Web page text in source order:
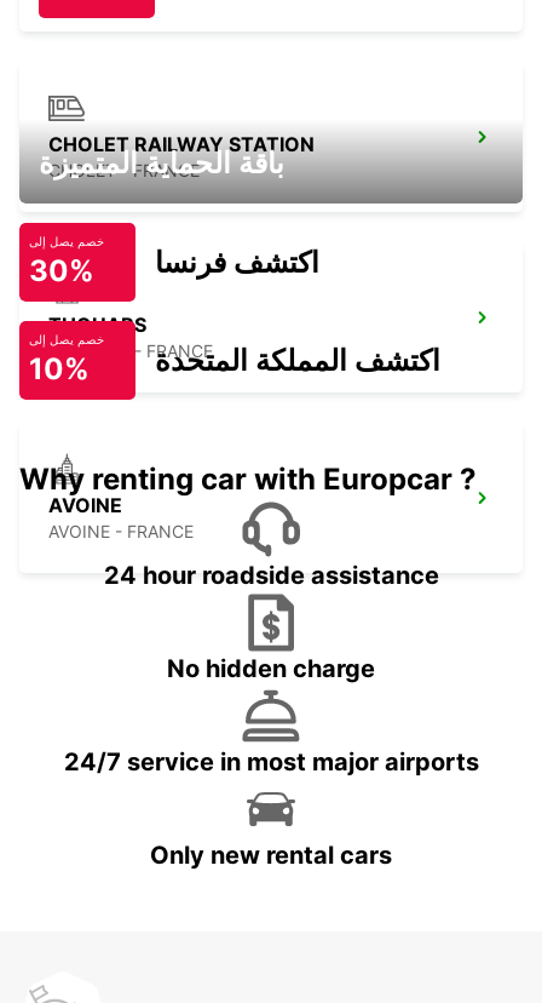
CHOLET RAILWAY STATION
CHOLET - FRANCE
THOUARS
THOUARS - FRANCE
AVOINE
AVOINE - FRANCE
باقة الحماية المتميزة
خصم يصل إلى
30% اكتشف فرنسا
خصم يصل إلى
10% اكتشف المملكة المتحدة
Why renting car with Europcar ?
24 hour roadside assistance
No hidden charge
24/7 service in most major airports
Only new rental cars